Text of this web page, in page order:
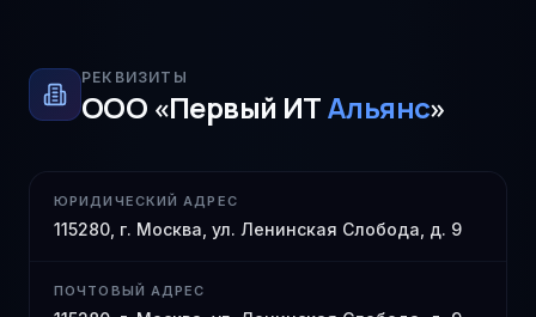
РЕКВИЗИТЫ
ООО «Первый ИТАльянс»
ЮРИДИЧЕСКИЙ АДРЕС
115280, г. Москва, ул. Ленинская Слобода, д. 9
ПОЧТОВЫЙ АДРЕС